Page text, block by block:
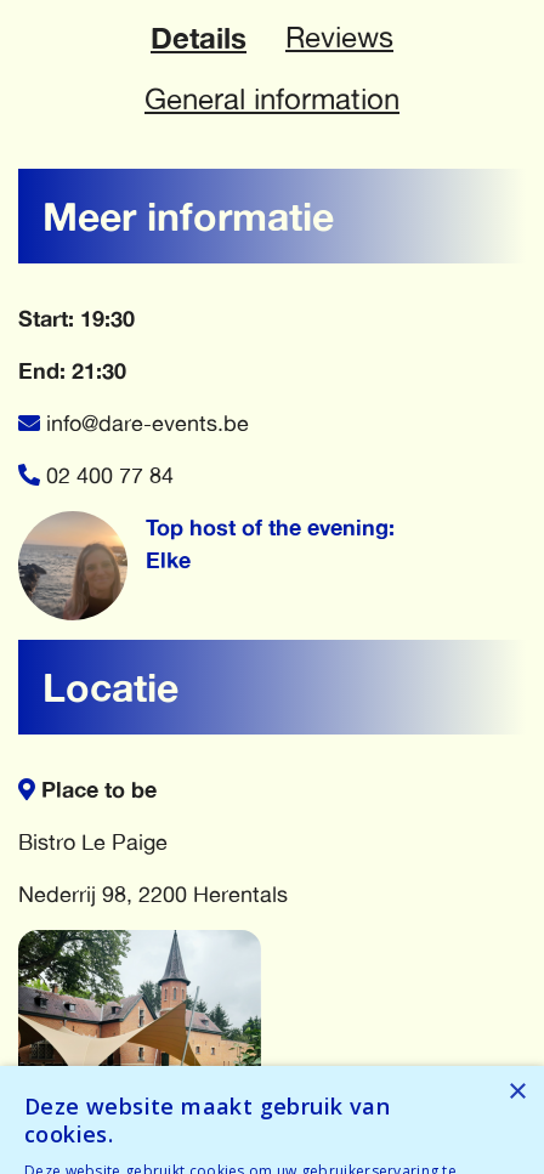
Details
Reviews
General information
Meer informatie
Start: 19:30
End: 21:30
info@dare-events.be
02 400 77 84
Top host of the evening:
Elke
Locatie
Place to be
Bistro Le Paige
Nederrij 98, 2200 Herentals
More events
×
Deze website maakt gebruik van
cookies.